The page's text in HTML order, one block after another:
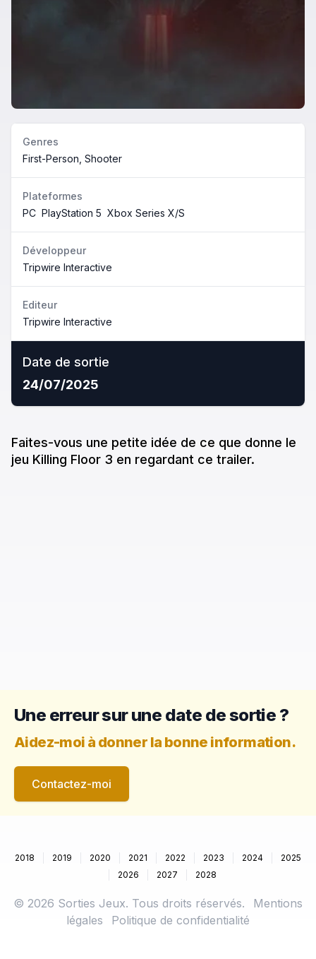
Genres
First-Person, Shooter
Plateformes
PC PlayStation 5 Xbox Series X/S
Développeur
Tripwire Interactive
Editeur
Tripwire Interactive
Date de sortie
24/07/2025
Faites-vous une petite idée de ce que donne le
jeu Killing Floor 3 en regardant ce trailer.
Une erreur sur une date de sortie ?
Aidez-moi à donner la bonne information.
Contactez-moi
2018 2019 2020 2021 2022 2023 2024
2025
2026
2027 2028
© 2026 Sorties Jeux. Tous droits réservés.
Mentions
légales
Politique de confidentialité